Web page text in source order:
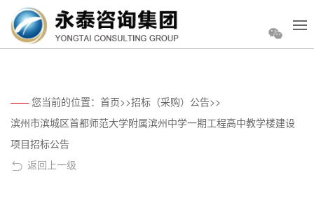
您当前的位置： 首页>>招标（采购）公告>>
滨州市滨城区首都师范大学附属滨州中学一期工程高中教学楼建设
项目招标公告
返回上一级